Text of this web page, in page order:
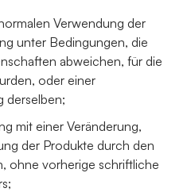
Verwendung der
unter Bedingungen, die
abweichen, für die
oder einer
derselben;
mit einer Veränderung,
der Produkte durch den
ohne vorherige schriftliche